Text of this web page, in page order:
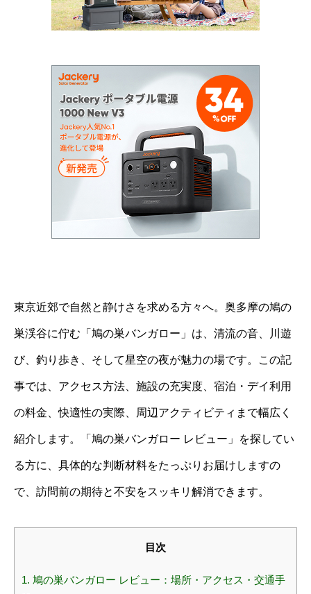
東京近郊で自然と静けさを求める方々へ。奥多摩の鳩の
巣渓谷に佇む「鳩の巣バンガロー」は、清流の音、川遊
び、釣り歩き、そして星空の夜が魅力の場です。この記
事では、アクセス方法、施設の充実度、宿泊・デイ利用
の料金、快適性の実際、周辺アクティビティまで幅広く
紹介します。「鳩の巣バンガロー レビュー」を探してい
る方に、具体的な判断材料をたっぷりお届けしますの
で、訪問前の期待と不安をスッキリ解消できます。
目次
1. 鳩の巣バンガロー レビュー：場所・アクセス・交通手